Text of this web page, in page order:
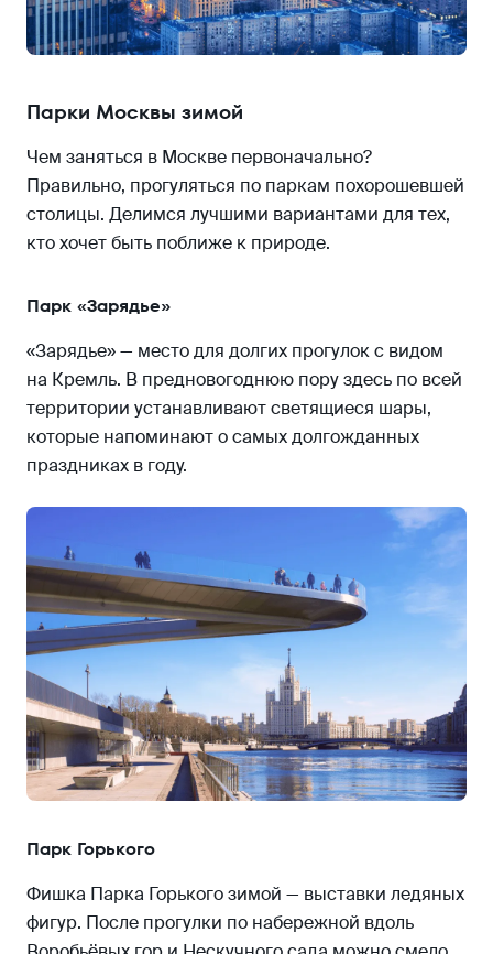
Парки Москвы зимой
Чем заняться в Москве первоначально?
Правильно, прогуляться по паркам похорошевшей
столицы. Делимся лучшими вариантами для тех,
кто хочет быть поближе к природе.
Парк «Зарядье»
«Зарядье» — место для долгих прогулок с видом
на Кремль. В предновогоднюю пору здесь по всей
территории устанавливают светящиеся шары,
которые напоминают о самых долгожданных
праздниках в году.
Парк Горького
Фишка Парка Горького зимой — выставки ледяных
фигур. После прогулки по набережной вдоль